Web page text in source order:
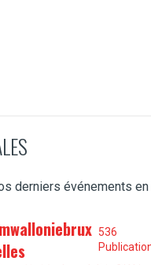
derniers événements en
536